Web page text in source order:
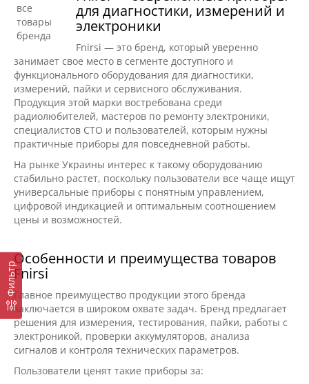
Фильтр
для диагностики, измерений и
электроники
Fnirsi — это бренд, который уверенно
занимает свое место в сегменте доступного и
функционального оборудования для диагностики,
измерений, пайки и сервисного обслуживания.
Продукция этой марки востребована среди
радиолюбителей, мастеров по ремонту электроники,
специалистов СТО и пользователей, которым нужны
практичные приборы для повседневной работы.
На рынке Украины интерес к такому оборудованию
стабильно растет, поскольку пользователи все чаще ищут
универсальные приборы с понятным управлением,
цифровой индикацией и оптимальным соотношением
цены и возможностей.
Особенности и преимущества товаров
Fnirsi
Главное преимущество продукции этого бренда
заключается в широком охвате задач. Бренд предлагает
решения для измерения, тестирования, пайки, работы с
электроникой, проверки аккумуляторов, анализа
сигналов и контроля технических параметров.
Пользователи ценят такие приборы за: